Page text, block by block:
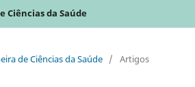
Ciências da Saúde
de Ciências da Saúde / Artigos